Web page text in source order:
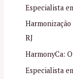
Especialista
RJ
HarmonyCa:
Especialista